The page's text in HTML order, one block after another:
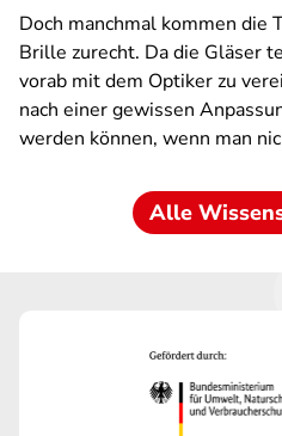
Doch manchmal kommen die
Brille zurecht. Da die Gläser
vorab mit dem Optiker zu
nach einer gewissen
werden können, wenn man
Alle